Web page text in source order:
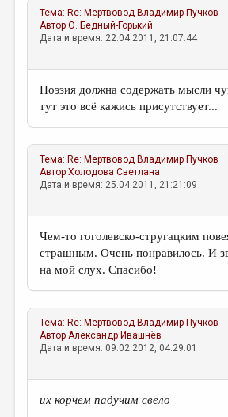
Тема: Re: Мертвовод Владимир Пучков
АвторО. Бедный-Горький
Дата и время: 22.04.2011, 21:07:44
Поэзия должна содержать мысли
тут это всё кажись присутствует...
Тема: Re: Мертвовод Владимир Пучков
АвторХолодова Светлана
Дата и время: 25.04.2011, 21:21:09
Чем-то гоголевско-стругацким
страшным. Очень понравилось. И
на мой слух. Спасибо!
Тема: Re: Мертвовод Владимир Пучков
АвторАлександр Ивашнёв
Дата и время: 09.02.2012, 04:29:01
их корчем падучим свело